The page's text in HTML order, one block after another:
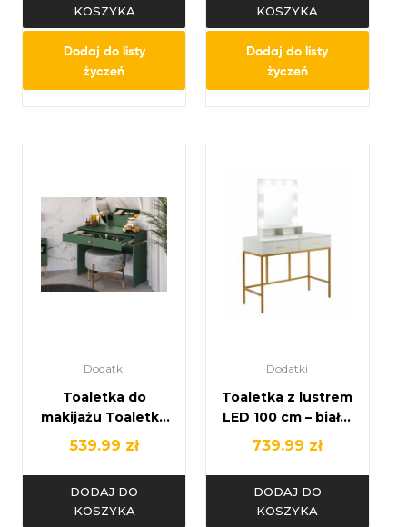
KOSZYKA
Dodaj do listy
życzeń
KOSZYKA
Dodaj do listy
życzeń
Dodatki
Toaletka do
makijażu Toaletka
Zieleń + ZŁOTO –
539.99 zł
DODAJ DO
KOSZYKA
Dodatki
Toaletka z lustrem
LED 100 cm – biała,
złoty stelaż, z
739.99 zł
DODAJ DO
KOSZYKA